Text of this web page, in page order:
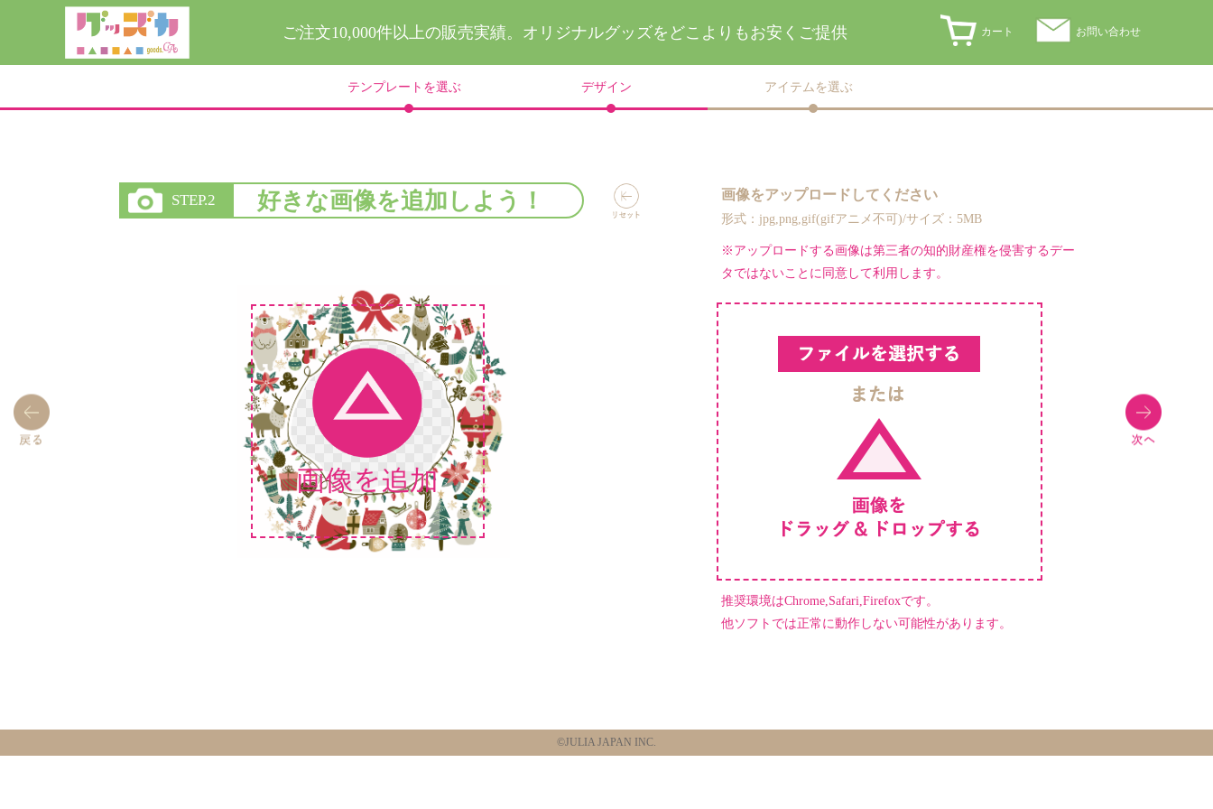
ご注文10,000件以上の販売実績。 オリジナルグッズを どこよりもお安くご提供 カート お問い合わせ
テンプレートを選ぶ デザイン アイテムを選ぶ
STEP.2 好きな画像を追加しよう！ 画像をアップロードしてください
形式：jpg,png,gif(gifアニメ不可)/サイズ：5MB
※アップロードする画像は第三者の知的財産権を侵害するデー
タではないことに同意して利用します。
推奨環境はChrome,Safari,Firefoxです。
他ソフトでは正常に動作しない可能性があります。
©JULIA JAPAN INC.